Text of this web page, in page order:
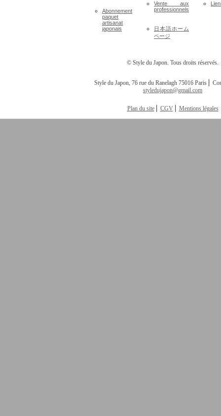
Abonnement
paquet
artisanat
japonais
Vente aux
professionnels
日本語ホーム
ページ
© Style du Japon. Tous droits réservés.
Style du Japon, 76 rue du Ranelagh 75016 Paris ⎢
styledujapon@gmail.com
Plan du site⎢ CGV⎢ Mentions légales